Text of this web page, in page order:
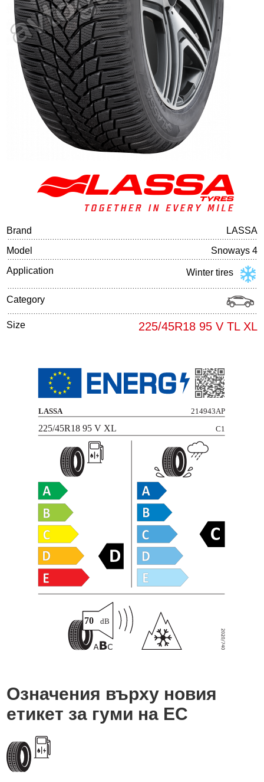
Tire balancing
Brand
LASSA
Model
Snoways 4
Application
Winter tires
Category
Size 225/45R18 95 V TL XL
Означения върху новия
етикет за гуми на ЕС